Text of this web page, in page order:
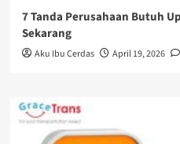
7 Tanda Perusahaan Butuh
Sekarang
Aku Ibu Cerdas April 19, 2026